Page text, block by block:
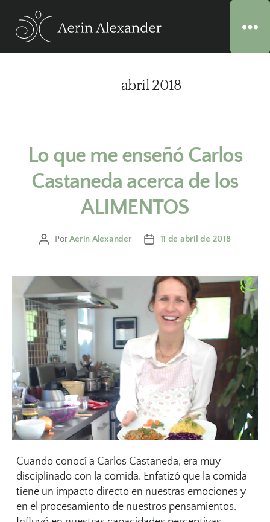
abril 2018
Lo que me enseñó Carlos
Castaneda acerca de los
ALIMENTOS
PorAerin Alexander 11 de abril de 2018
Cuando conocí a Carlos Castaneda, era muy
disciplinado con la comida. Enfatizó que la comida
tiene un impacto directo en nuestras emociones y
en el procesamiento de nuestros pensamientos.